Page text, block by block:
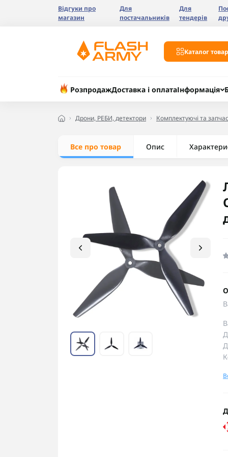
Відгуки про
магазин
Для
постачальників
Для
тендерів
Каталог
РозпродажДоставка і оплатаІнформація
Дрони, РЕБИ, детектори Комплектуючі та
Все про товар Опис